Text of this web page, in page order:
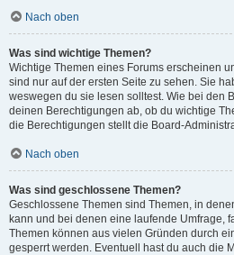
Nach oben
Was sind wichtige Themen?
Wichtige Themen eines Forums erscheinen
sind nur auf der ersten Seite zu sehen. Sie
weswegen du sie lesen solltest. Wie bei den
deinen Berechtigungen ab, ob du wichtige
die Berechtigungen stellt die Board-
Nach oben
Was sind geschlossene Themen?
Geschlossene Themen sind Themen, in
kann und bei denen eine laufende Umfrage,
Themen können aus vielen Gründen durch
gesperrt werden. Eventuell hast du auch die